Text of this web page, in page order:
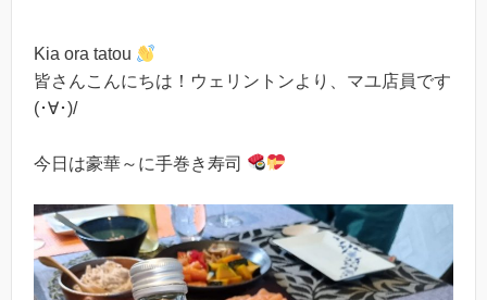
Kia ora tatou
皆さんこんにちは！ウェリントンより、マユ店員です
(･∀･)/
今日は豪華～に手巻き寿司